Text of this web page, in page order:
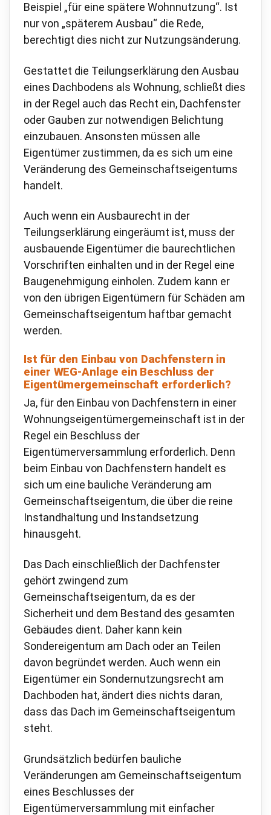
Beispiel „für eine spätere Wohnnutzung“. Ist
nur von „späterem Ausbau“ die Rede,
berechtigt dies nicht zur Nutzungsänderung.
Gestattet die Teilungserklärung den Ausbau
eines Dachbodens als Wohnung, schließt dies
in der Regel auch das Recht ein, Dachfenster
oder Gauben zur notwendigen Belichtung
einzubauen. Ansonsten müssen alle
Eigentümer zustimmen, da es sich um eine
Veränderung des Gemeinschaftseigentums
handelt.
Auch wenn ein Ausbaurecht in der
Teilungserklärung eingeräumt ist, muss der
ausbauende Eigentümer die baurechtlichen
Vorschriften einhalten und in der Regel eine
Baugenehmigung einholen. Zudem kann er
von den übrigen Eigentümern für Schäden am
Gemeinschaftseigentum haftbar gemacht
werden.
Ist für den Einbau von Dachfenstern in
einer WEG-Anlage ein Beschluss der
Eigentümergemeinschaft erforderlich?
Ja, für den Einbau von Dachfenstern in einer
Wohnungseigentümergemeinschaft ist in der
Regel ein Beschluss der
Eigentümerversammlung erforderlich. Denn
beim Einbau von Dachfenstern handelt es
sich um eine bauliche Veränderung am
Gemeinschaftseigentum, die über die reine
Instandhaltung und Instandsetzung
hinausgeht.
Das Dach einschließlich der Dachfenster
gehört zwingend zum
Gemeinschaftseigentum, da es der
Sicherheit und dem Bestand des gesamten
Gebäudes dient. Daher kann kein
Sondereigentum am Dach oder an Teilen
davon begründet werden. Auch wenn ein
Eigentümer ein Sondernutzungsrecht am
Dachboden hat, ändert dies nichts daran,
dass das Dach im Gemeinschaftseigentum
steht.
Grundsätzlich bedürfen bauliche
Veränderungen am Gemeinschaftseigentum
eines Beschlusses der
Eigentümerversammlung mit einfacher